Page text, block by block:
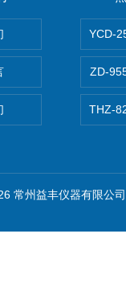
YCD-
ZD-
THZ-
常州益丰仪器有限公